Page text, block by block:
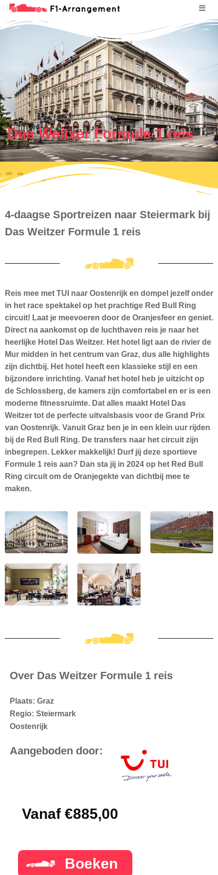
Das Weitzer Formule 1 reis
4-daagse Sportreizen naar Steiermark bij
Das Weitzer Formule 1 reis
Reis mee met TUI naar Oostenrijk en dompel jezelf onder
in het race spektakel op het prachtige Red Bull Ring
circuit! Laat je meevoeren door de Oranjesfeer en geniet.
Direct na aankomst op de luchthaven reis je naar het
heerlijke Hotel Das Weitzer. Het hotel ligt aan de rivier de
Mur midden in het centrum van Graz, dus alle highlights
zijn dichtbij. Het hotel heeft een klassieke stijl en een
bijzondere inrichting. Vanaf het hotel heb je uitzicht op
de Schlossberg, de kamers zijn comfortabel en er is een
moderne fitnessruimte. Dat alles maakt Hotel Das
Weitzer tot de perfecte uitvalsbasis voor de Grand Prix
van Oostenrijk. Vanuit Graz ben je in een klein uur rijden
bij de Red Bull Ring. De transfers naar het circuit zijn
inbegrepen. Lekker makkelijk! Durf jij deze sportieve
Formule 1 reis aan? Dan sta jij in 2024 op het Red Bull
Ring circuit om de Oranjegekte van dichtbij mee te
maken.
Over Das Weitzer Formule 1 reis
Plaats: Graz
Regio: Steiermark
Oostenrijk
Aangeboden door:
Vanaf €885,00
Boeken